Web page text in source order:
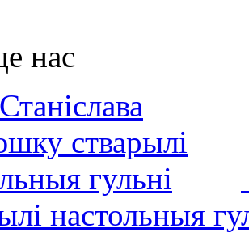
нас
настольныя